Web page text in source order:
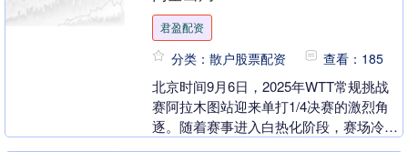
君盈配资
分类：散户股票配资 查看：185
北京时间9月6日，2025年WTT常规挑战
赛阿拉木图站迎来单打1/4决赛的激烈角
逐。随着赛事进入白热化阶段，赛场冷门
频出，多位种子选手意外折戟。中国乒乓